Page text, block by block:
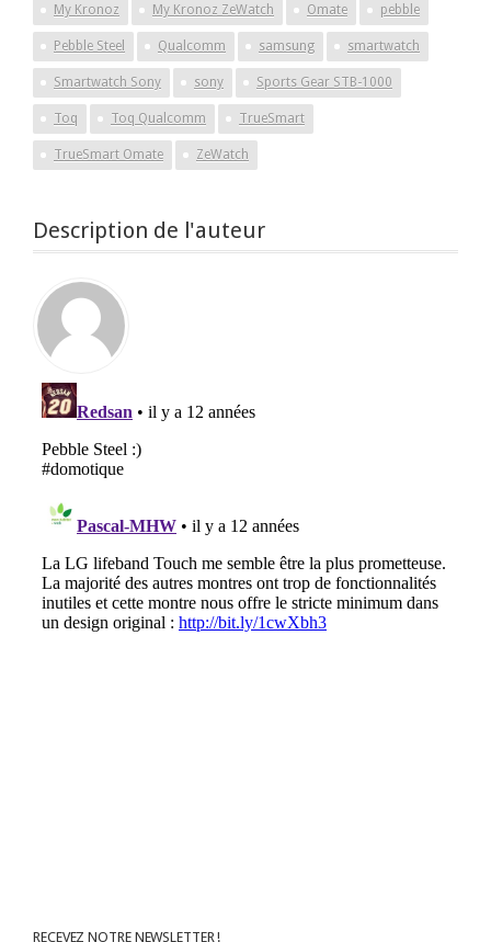
My Kronoz My Kronoz ZeWatch Omate pebble
Pebble Steel Qualcomm samsung smartwatch
Smartwatch Sony sony Sports Gear STB-1000
Toq Toq Qualcomm TrueSmart
TrueSmart Omate ZeWatch
Description de l'auteur
RECEVEZ NOTRE NEWSLETTER !